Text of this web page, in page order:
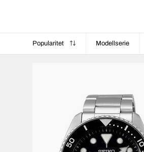
Popularitet Modellserie